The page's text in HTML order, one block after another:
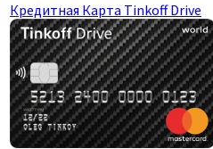
Кредитная Карта Tinkoff Drive